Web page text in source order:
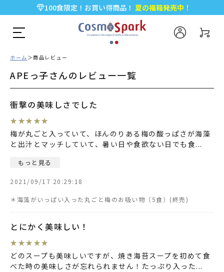
100食限定！お買い得商品！ 夏の福箱発売中！
5,000円以上のお買い物で全国一律送料無料♪
新規会員登録で今すぐ使える500ポイント プレゼント！
ホーム 商品レビュー
APEっ子さんのレビュー一覧
衝撃の美味しさでした
★ ★★ ★★
梅が丸ごと入っていて、ほんのりある梅の酸っぱさが海藻
と出汁とマッチしていて、暑い日や食欲ない日でも食...
もっと見る
2021/09/17 20:29:18
＊海藻がいっぱい入った丸ごと梅のお吸い物（5食）
とにかく美味しい！
★ ★★ ★★
どのスープも美味しいですが、焼き海苔スープを初めて食
べた時の美味しさが忘れられません！たっぷり入った...